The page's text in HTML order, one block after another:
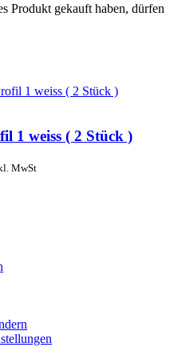
Produkt gekauft haben, dürfen
1 weiss ( 2 Stück )
MwSt